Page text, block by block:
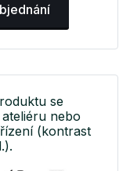
se
nebo
(kontrast